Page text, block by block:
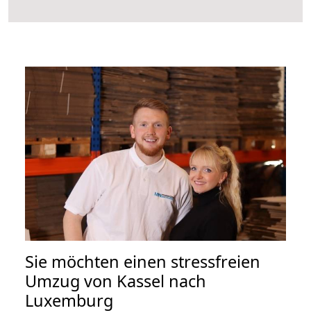
Sie möchten einen stressfreien
Umzug von Kassel nach
Luxemburg